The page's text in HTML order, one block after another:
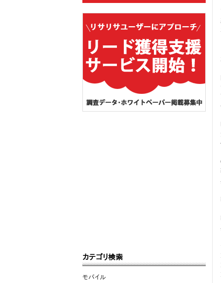
カテゴリ検索
モバイル